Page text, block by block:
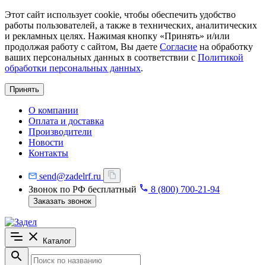
Этот сайт использует cookie, чтобы обеспечить удобство
работы пользователей, а также в технических, аналитических
и рекламных целях. Нажимая кнопку «Принять» и/или
продолжая работу с сайтом, Вы даете Согласие на обработку
ваших персональных данных в соответствии с Политикой
обработки персональных данных.
Принять
О компании
Оплата и доставка
Производители
Новости
Контакты
send@zadelrf.ru
Звонок по РФ бесплатный
8 (800) 700-21-94
Заказать звонок
Каталог